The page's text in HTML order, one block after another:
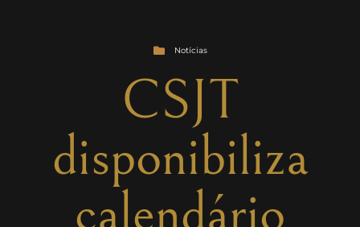
Notícias
CSJT
disponibiliza
calendário